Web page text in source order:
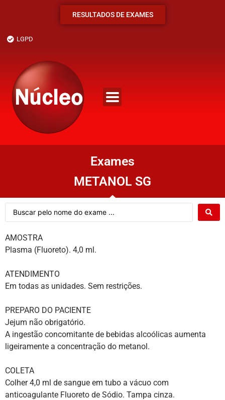
RESULTADOS DE EXAMES
LGPD
Exames
METANOL SG
AMOSTRA
Plasma (Fluoreto). 4,0 ml.
ATENDIMENTO
Em todas as unidades. Sem restrições.
PREPARO DO PACIENTE
Jejum não obrigatório.
A ingestão concomitante de bebidas alcoólicas aumenta
ligeiramente a concentração do metanol.
COLETA
Colher 4,0 ml de sangue em tubo a vácuo com
anticoagulante Fluoreto de Sódio. Tampa cinza.